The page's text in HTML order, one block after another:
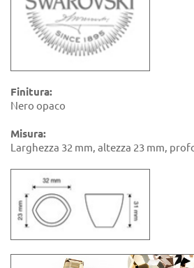
Finitura:
Nero opaco
Misura:
Larghezza 32 mm, altezza 23 mm,